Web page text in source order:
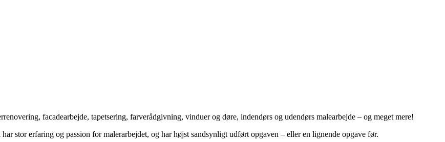
facadearbejde, tapetsering, farverådgivning, vinduer og døre, indendørs og udendørs malearbejde – og meget mere!
stor erfaring og passion for malerarbejdet, og har højst sandsynligt udført opgaven – eller en lignende opgave før.